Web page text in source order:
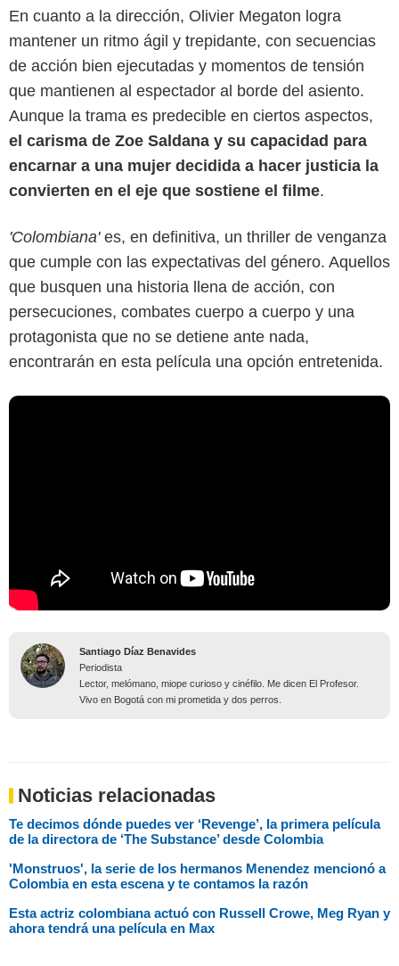
En cuanto a la dirección, Olivier Megaton logra
mantener un ritmo ágil y trepidante, con secuencias
de acción bien ejecutadas y momentos de tensión
que mantienen al espectador al borde del asiento.
Aunque la trama es predecible en ciertos aspectos,
el carisma de Zoe Saldana y su capacidad para
encarnar a una mujer decidida a hacer justicia la
convierten en el eje que sostiene el filme.
'Colombiana' es, en definitiva, un thriller de venganza
que cumple con las expectativas del género. Aquellos
que busquen una historia llena de acción, con
persecuciones, combates cuerpo a cuerpo y una
protagonista que no se detiene ante nada,
encontrarán en esta película una opción entretenida.
Santiago Díaz Benavides
Periodista
Lector, melómano, miope curioso y cinéfilo. Me dicen El Profesor.
Vivo en Bogotá con mi prometida y dos perros.
Noticias relacionadas
Te decimos dónde puedes ver ‘Revenge’, la primera película
de la directora de ‘The Substance’ desde Colombia
'Monstruos', la serie de los hermanos Menendez mencionó a
Colombia en esta escena y te contamos la razón
Esta actriz colombiana actuó con Russell Crowe, Meg Ryan y
ahora tendrá una película en Max